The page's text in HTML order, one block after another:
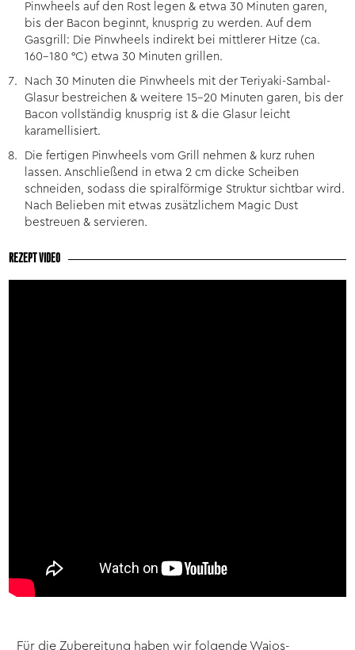
Pinwheels auf den Rost legen & etwa 30 Minuten garen,
bis der Bacon beginnt, knusprig zu werden. Auf dem
Gasgrill: Die Pinwheels indirekt bei mittlerer Hitze (ca.
160–180 °C) etwa 30 Minuten grillen.
Nach 30 Minuten die Pinwheels mit der Teriyaki-Sambal-
Glasur bestreichen & weitere 15–20 Minuten garen, bis der
Bacon vollständig knusprig ist & die Glasur leicht
karamellisiert.
Die fertigen Pinwheels vom Grill nehmen & kurz ruhen
lassen. Anschließend in etwa 2 cm dicke Scheiben
schneiden, sodass die spiralförmige Struktur sichtbar wird.
Nach Belieben mit etwas zusätzlichem Magic Dust
bestreuen & servieren.
REZEPT VIDEO
Für die Zubereitung haben wir folgende Wajos-